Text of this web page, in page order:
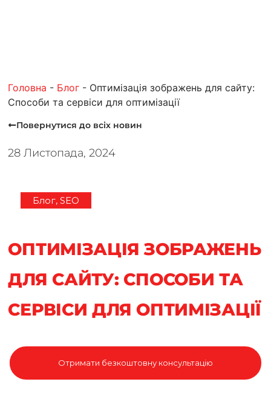
Головна - Блог - Оптимізація зображень для сайту:
Способи та сервіси для оптимізації
Повернутися до всiх новин
28 Листопада, 2024
Блог,SEO
ОПТИМІЗАЦІЯ ЗОБРАЖЕНЬ
ДЛЯ САЙТУ: СПОСОБИ ТА
СЕРВІСИ ДЛЯ ОПТИМІЗАЦІЇ
Отримати безкоштовну консультацію